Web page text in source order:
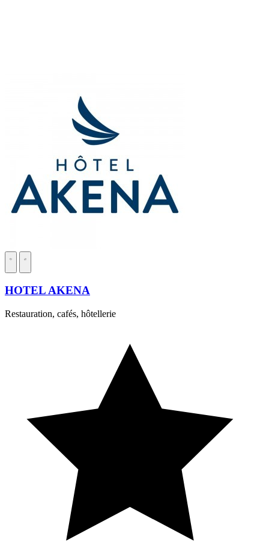
HOTEL AKENA
Restauration, cafés, hôtellerie